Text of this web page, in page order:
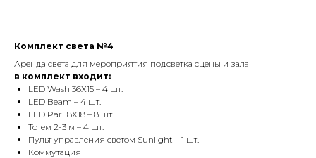
Комплект света №4
Аренда света для мероприятия подсветка сцены и зала
в комплект входит:
LED Wash 36X15 – 4 шт.
LED Beam – 4 шт.
LED Par 18X18 – 8 шт.
Тотем 2-3 м – 4 шт.
Пульт управления светом Sunlight – 1 шт.
Коммутация